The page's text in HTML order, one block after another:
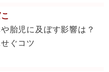
胎児に及ぼす影響は？
ぐコツ